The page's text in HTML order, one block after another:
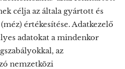
célja az általa gyártott és
értékesítése. Adatkezelő
adatokat a mindenkor
az
nemzetközi